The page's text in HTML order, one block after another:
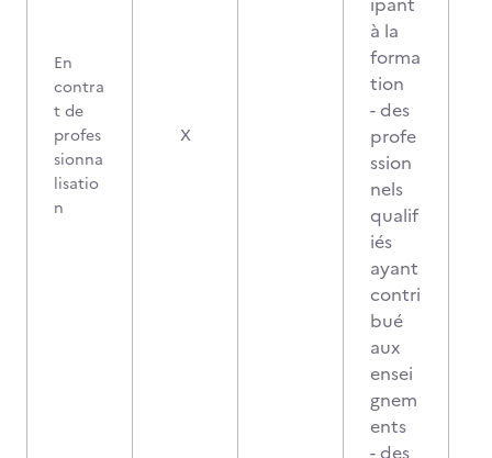
En
contra
t de
profes
sionna
lisatio
n
X
à la
forma
tion
- des
profe
ssion
nels
qualif
iés
ayant
contri
bué
aux
ensei
gnem
ents
- des